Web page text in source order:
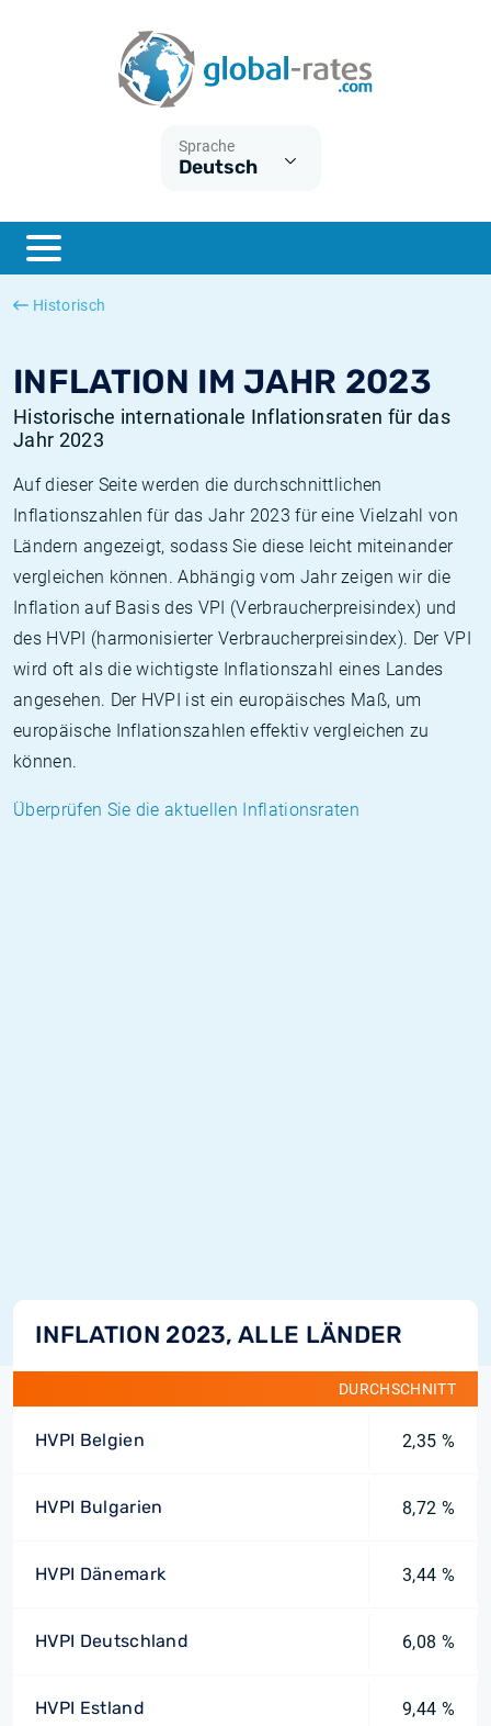
Sprache
Deutsch
Historisch
INFLATION IM JAHR 2023
Historische internationale Inflationsraten für das
Jahr 2023
Auf dieser Seite werden die durchschnittlichen
Inflationszahlen für das Jahr 2023 für eine Vielzahl von
Ländern angezeigt, sodass Sie diese leicht miteinander
vergleichen können. Abhängig vom Jahr zeigen wir die
Inflation auf Basis des VPI (Verbraucherpreisindex) und
des HVPI (harmonisierter Verbraucherpreisindex). Der VPI
wird oft als die wichtigste Inflationszahl eines Landes
angesehen. Der HVPI ist ein europäisches Maß, um
europäische Inflationszahlen effektiv vergleichen zu
können.
Überprüfen Sie die aktuellen Inflationsraten
INFLATION 2023, ALLE LÄNDER
DURCHSCHNITT
HVPI Belgien 2,35 %
HVPI Bulgarien 8,72 %
HVPI Dänemark 3,44 %
HVPI Deutschland 6,08 %
HVPI Estland 9,44 %
ESTER
SONIA
Was ist die VPI-Inflation?
Was ist die HVPI-Inflation?
Deutsche inflation
Europäische inflation
Historische Euribor-Sätze
Historische ESTER-Sätze
Historische SOFR-Sätze
Historische SONIA-Sätze
Inflationsrechner